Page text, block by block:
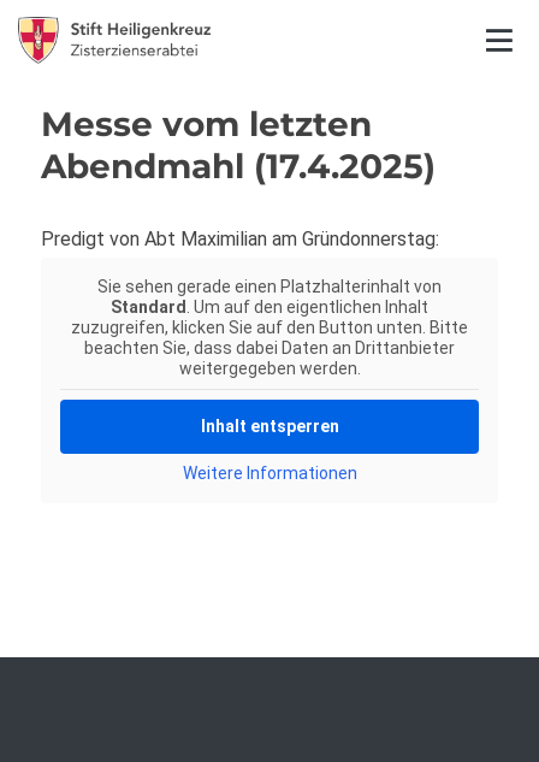
Messe vom letzten
Abendmahl (17.4.2025)
Predigt von Abt Maximilian am Gründonnerstag:
Sie sehen gerade einen Platzhalterinhalt von
Standard . Um auf den eigentlichen Inhalt
zuzugreifen, klicken Sie auf den Button unten. Bitte
beachten Sie, dass dabei Daten an Drittanbieter
weitergegeben werden.
Inhalt entsperren
Weitere Informationen